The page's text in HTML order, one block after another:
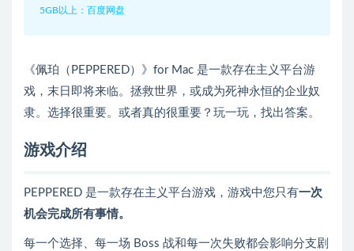
5GB以上：百度网盘
《佩珀（PEPPERED）》for Mac 是一款存在主义平台游
戏，末日即将来临。拯救世界，或成为死神永恒的企业奴
隶。选择很重要。或者真的很重要？玩一玩，找出答案。
游戏介绍
PEPPERED 是一款存在主义平台游戏，游戏中您只有一次
机会完成所有事情。
每一个选择、每一场 Boss 战和每一次失败都会影响分支剧